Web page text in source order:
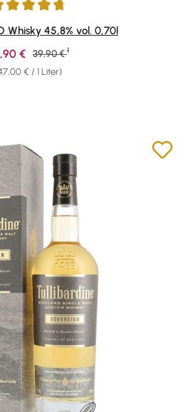
von 4.78 von 5 Sternen
Whisky 45,8% vol. 0,70l
€ / 1 Liter)
Verkaufspreis:
€ Regulärer Preis:
39,90 € 1